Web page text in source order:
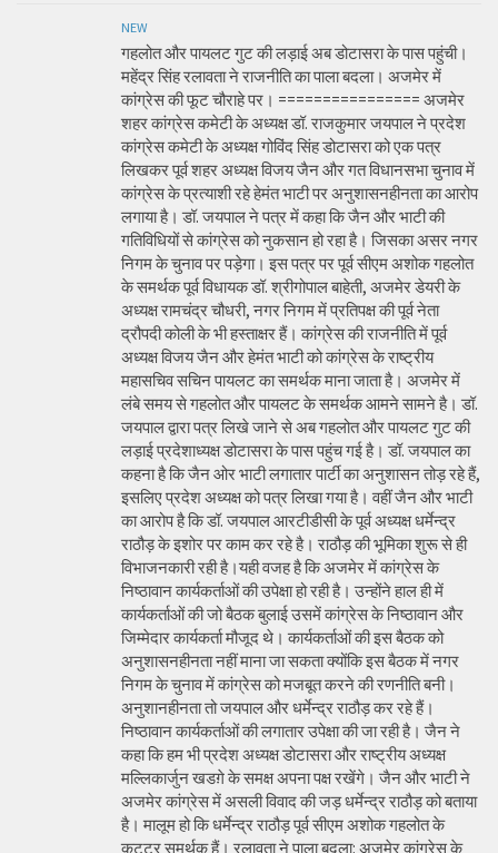
NEW
गहलोत और पायलट गुट की लड़ाई अब डोटासरा के पास पहुंची।
महेंद्र सिंह रलावता ने राजनीति का पाला बदला। अजमेर में
कांग्रेस की फूट चौराहे पर। ================ अजमेर
शहर कांग्रेस कमेटी के अध्यक्ष डॉ. राजकुमार जयपाल ने प्रदेश
कांग्रेस कमेटी के अध्यक्ष गोविंद सिंह डोटासरा को एक पत्र
लिखकर पूर्व शहर अध्यक्ष विजय जैन और गत विधानसभा चुनाव में
कांग्रेस के प्रत्याशी रहे हेमंत भाटी पर अनुशासनहीनता का आरोप
लगाया है। डॉ. जयपाल ने पत्र में कहा कि जैन और भाटी की
गतिविधियों से कांग्रेस को नुकसान हो रहा है। जिसका असर नगर
निगम के चुनाव पर पड़ेगा। इस पत्र पर पूर्व सीएम अशोक गहलोत
के समर्थक पूर्व विधायक डॉ. श्रीगोपाल बाहेती, अजमेर डेयरी के
अध्यक्ष रामचंद्र चौधरी, नगर निगम में प्रतिपक्ष की पूर्व नेता
द्रौपदी कोली के भी हस्ताक्षर हैं। कांग्रेस की राजनीति में पूर्व
अध्यक्ष विजय जैन और हेमंत भाटी को कांग्रेस के राष्ट्रीय
महासचिव सचिन पायलट का समर्थक माना जाता है। अजमेर में
लंबे समय से गहलोत और पायलट के समर्थक आमने सामने है। डॉ.
जयपाल द्वारा पत्र लिखे जाने से अब गहलोत और पायलट गुट की
लड़ाई प्रदेशाध्यक्ष डोटासरा के पास पहुंच गई है। डॉ. जयपाल का
कहना है कि जैन ओर भाटी लगातार पार्टी का अनुशासन तोड़ रहे हैं,
इसलिए प्रदेश अध्यक्ष को पत्र लिखा गया है। वहीं जैन और भाटी
का आरोप है कि डॉ. जयपाल आरटीडीसी के पूर्व अध्यक्ष धर्मेन्द्र
राठौड़ के इशोर पर काम कर रहे है। राठौड़ की भूमिका शुरू से ही
विभाजनकारी रही है।यही वजह है कि अजमेर में कांग्रेस के
निष्ठावान कार्यकर्ताओं की उपेक्षा हो रही है। उन्होंने हाल ही में
कार्यकर्ताओं की जो बैठक बुलाई उसमें कांग्रेस के निष्ठावान और
जिम्मेदार कार्यकर्ता मौजूद थे। कार्यकर्ताओं की इस बैठक को
अनुशासनहीनता नहीं माना जा सकता क्योंकि इस बैठक में नगर
निगम के चुनाव में कांग्रेस को मजबूत करने की रणनीति बनी।
अनुशानहीनता तो जयपाल और धर्मेन्द्र राठौड़ कर रहे हैं।
निष्ठावान कार्यकर्ताओं की लगातार उपेक्षा की जा रही है। जैन ने
कहा कि हम भी प्रदेश अध्यक्ष डोटासरा और राष्ट्रीय अध्यक्ष
मल्लिकार्जुन खडग़े के समक्ष अपना पक्ष रखेंगे। जैन और भाटी ने
अजमेर कांग्रेस में असली विवाद की जड़ धर्मेन्द्र राठौड़ को बताया
है। मालूम हो कि धर्मेन्द्र राठौड़ पूर्व सीएम अशोक गहलोत के
कट्टर समर्थक हैं। रलावता ने पाला बदला: अजमेर कांग्रेस के